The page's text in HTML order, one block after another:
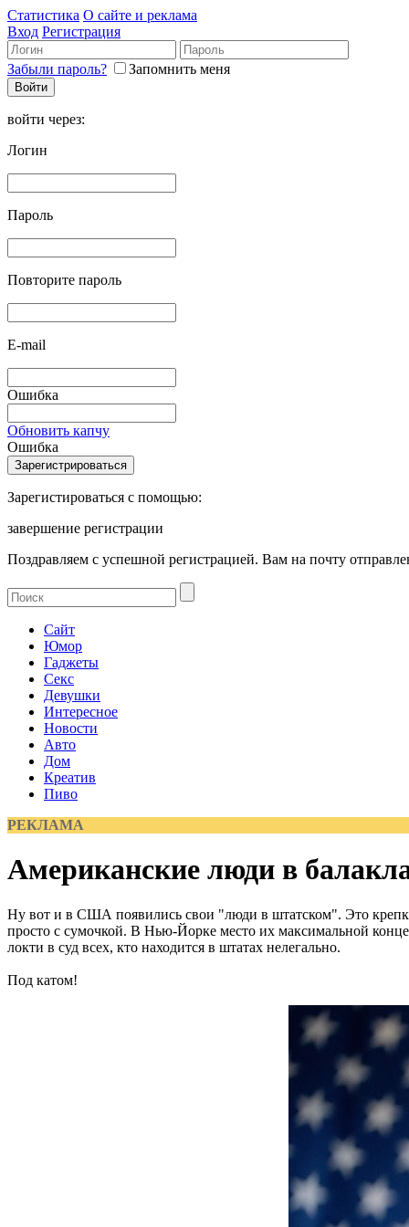
Статистика О сайте и реклама
Вход Регистрация
Забыли пароль? Запомнить меня
войти через:
Логин
Пароль
Повторите пароль
E-mail
Ошибка
Обновить капчу
Ошибка
Зарегистироваться с помощью:
завершение регистрации
Поздравляем с успешной регистрацией. Вам на почту
Сайт
Юмор
Гаджеты
Секс
Девушки
Интересное
Новости
Авто
Дом
Креатив
Пиво
РЕКЛАМА
Американские люди в
Ну вот и в США появились свои "люди в штатском". Это
просто с сумочкой. В Нью-Йорке место их максимальной
локти в суд всех, кто находится в штатах нелегально.
Под катом!